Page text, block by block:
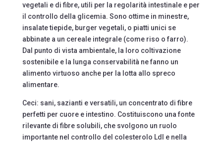
vegetali e di fibre, utili per la regolarità intestinale e per
il controllo della glicemia. Sono ottime in minestre,
insalate tiepide, burger vegetali, o piatti unici se
abbinate a un cereale integrale (come riso o farro).
Dal punto di vista ambientale, la loro coltivazione
sostenibile e la lunga conservabilità ne fanno un
alimento virtuoso anche per la lotta allo spreco
alimentare.
Ceci: sani, sazianti e versatili, un concentrato di fibre
perfetti per cuore e intestino. Costituiscono una fonte
rilevante di fibre solubili, che svolgono un ruolo
importante nel controllo del colesterolo Ldl e nella